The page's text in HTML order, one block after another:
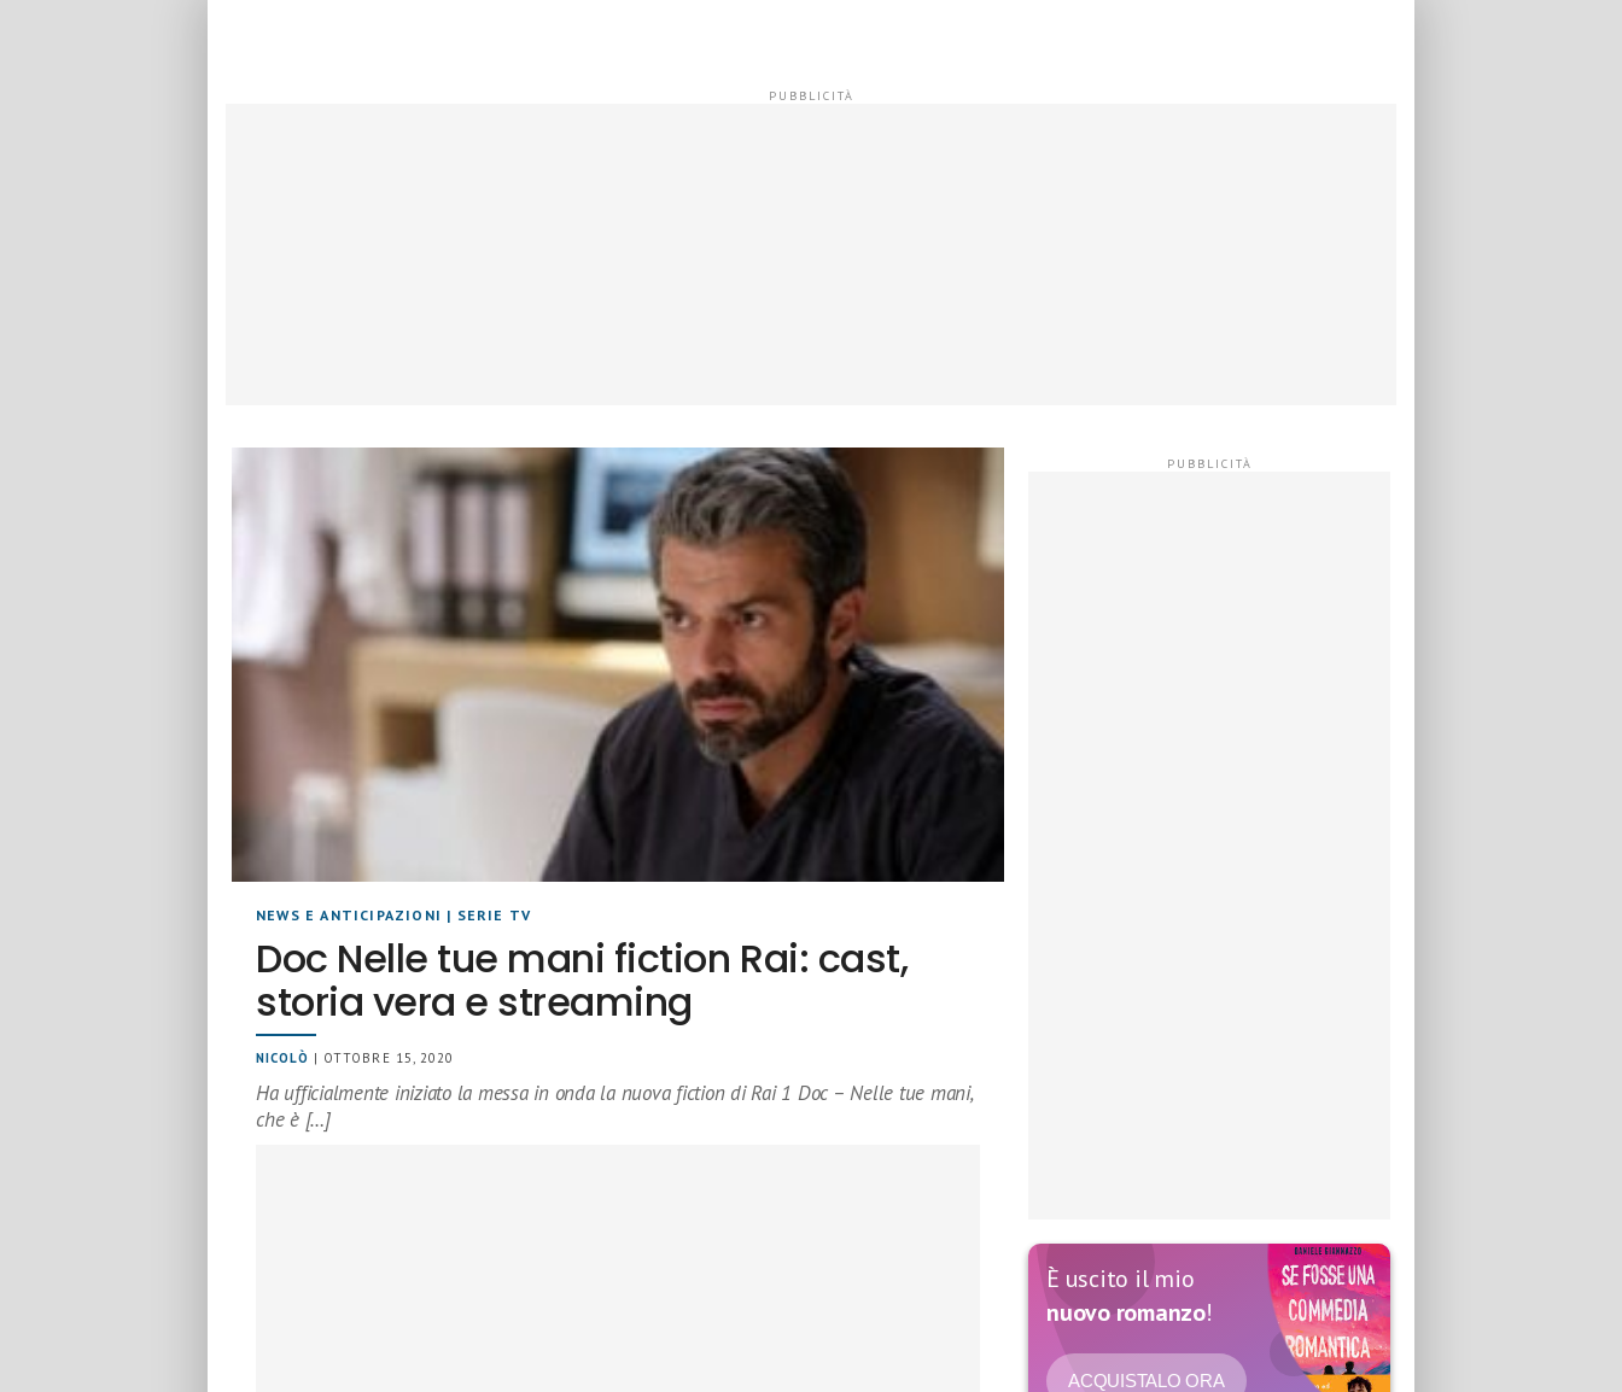
NEWS E ANTICIPAZIONI | SERIE TV
Doc Nelle tue mani fiction Rai: cast,
storia vera e streaming
NICOLÒ | OTTOBRE 15, 2020
Ha ufficialmente iniziato la messa in onda la nuova fiction di Rai 1 Doc – Nelle tue mani,
che è […]
È uscito il mio
nuovo romanzo!
ACQUISTALO ORA